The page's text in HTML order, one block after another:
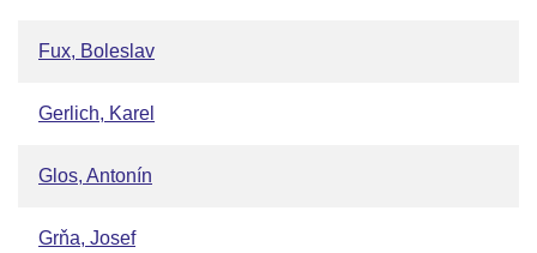
Fux, Boleslav
Gerlich, Karel
Glos, Antonín
Grňa, Josef